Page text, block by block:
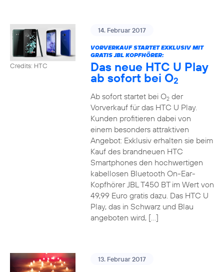
Credits: HTC
14. Februar 2017
VORVERKAUF STARTET EXKLUSIV MIT
GRATIS JBL KOPFHÖRER:
Das neue HTC U Play
ab sofort bei O2
Ab sofort startet bei O2der
Vorverkauf für das HTC U Play.
Kunden profitieren dabei von
einem besonders attraktiven
Angebot: Exklusiv erhalten sie beim
Kauf des brandneuen HTC
Smartphones den hochwertigen
kabellosen Bluetooth On-Ear-
Kopfhörer JBL T450 BT im Wert von
49,99 Euro gratis dazu. Das HTC U
Play, das in Schwarz und Blau
angeboten wird, […]
13. Februar 2017